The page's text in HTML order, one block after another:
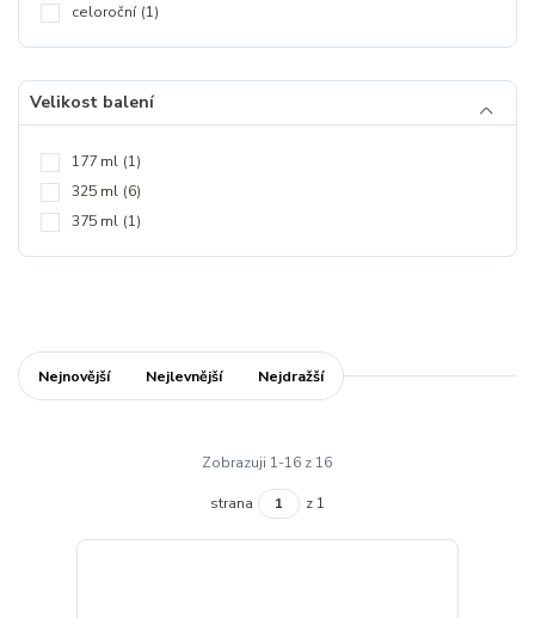
celoroční (1)
Velikost balení
177 ml (1)
325 ml (6)
375 ml (1)
Nejnovější Nejlevnější Nejdražší
Zobrazuji 1-16 z 16
strana z 1